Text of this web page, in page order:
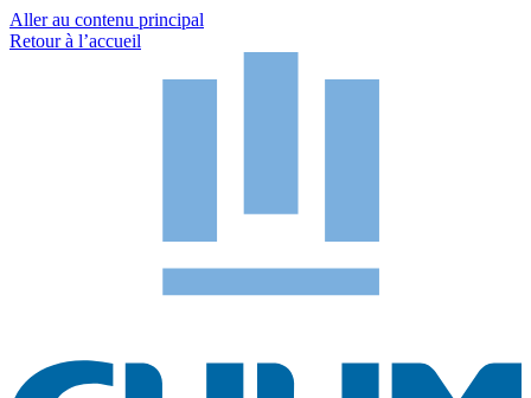
Aller au contenu principal
Retour à l’accueil